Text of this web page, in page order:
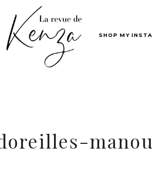
SHOP MY